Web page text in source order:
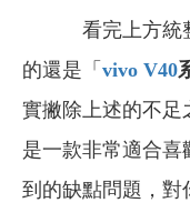
看完上方統整
的還是「 vivo V40
實撇除上述的不足
是一款非常適合喜
到的缺點問題，對